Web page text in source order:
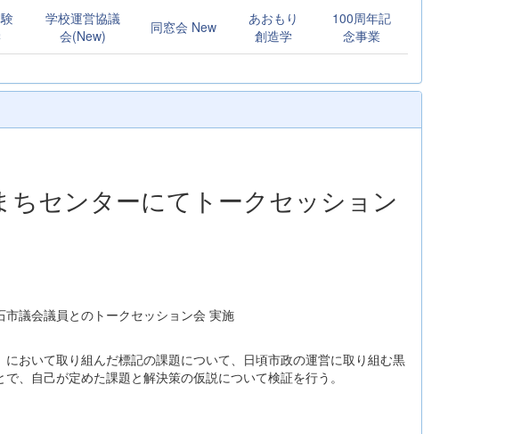
学校運営協議
会(New)
同窓会 New
あおもり
創造学
100周年記
念事業
ちセンターにてトークセッション
市議会議員とのトークセッション会 実施
おいて取り組んだ標記の課題について、日頃市政の運営に取り組む黒
、自己が定めた課題と解決策の仮説について検証を行う。